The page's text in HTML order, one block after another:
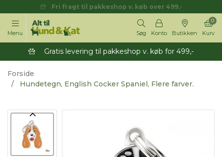
Fri fragt til pakkeshop v. køb over 499,-
Menu Søg Konto Butikken Kurv
0
Gratis levering til pakkeshop v. køb for 499,-
Forside
Hundetegn, English Cocker Spaniel, Flere farver.